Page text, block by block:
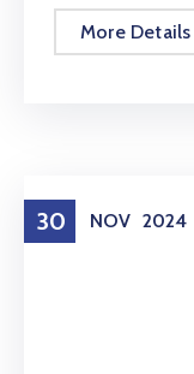
More Details
30 NOV 2024